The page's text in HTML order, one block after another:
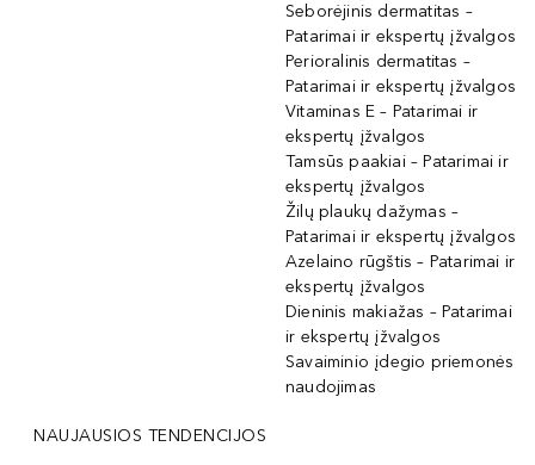
Seborėjinis dermatitas –
Patarimai ir ekspertų įžvalgos
Perioralinis dermatitas –
Patarimai ir ekspertų įžvalgos
Vitaminas E – Patarimai ir
ekspertų įžvalgos
Tamsūs paakiai – Patarimai ir
ekspertų įžvalgos
Žilų plaukų dažymas –
Patarimai ir ekspertų įžvalgos
Azelaino rūgštis – Patarimai ir
ekspertų įžvalgos
Dieninis makiažas – Patarimai
ir ekspertų įžvalgos
Savaiminio įdegio priemonės
naudojimas
NAUJAUSIOS TENDENCIJOS